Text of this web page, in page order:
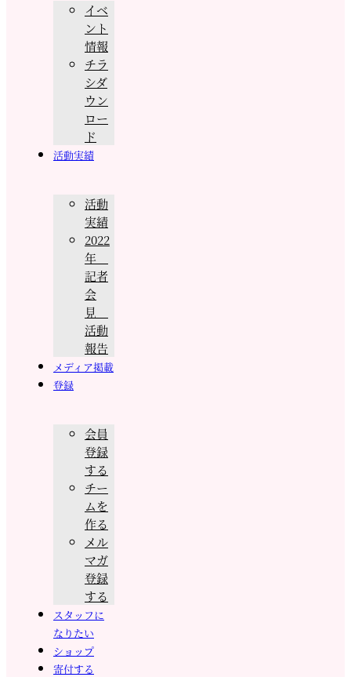
イベ
ント
情報
チラ
シダ
ウン
ロー
ド
活動実績
活動
実績
2022
年
記者
会
見
活動
報告
メディア掲載
登録
会員
登録
する
チー
ムを
作る
メル
マガ
登録
する
スタッフに
なりたい
ショップ
寄付する